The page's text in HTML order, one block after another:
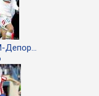
Депор...